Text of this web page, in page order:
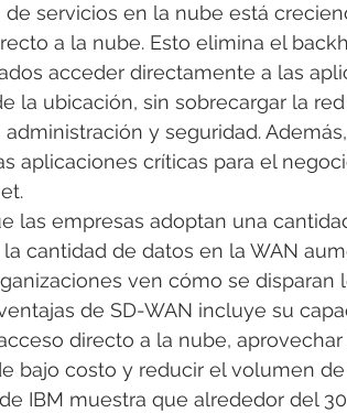
servicios en la nube está
a la nube. Esto elimina el
acceder directamente a las
la ubicación, sin sobrecargar la
y seguridad.
aplicaciones críticas para el
las empresas adoptan una
cantidad de datos en la WAN
ven cómo se disparan
de SD-WAN incluye su
directo a la nube, aprovechar
bajo costo y reducir el volumen
IBM muestra que alrededor del